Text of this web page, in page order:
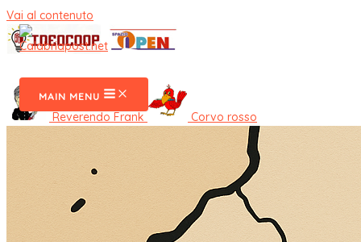
Vai al contenuto
MAIN MENU
Reverendo Frank Corvo rosso